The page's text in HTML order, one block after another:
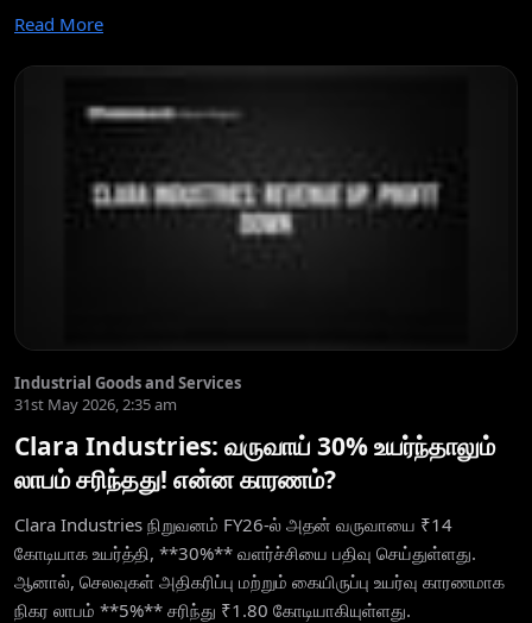
Read More
Industrial Goods and Services
31st May 2026, 2:35 am
Clara Industries: வருவாய் 30% உயர்ந்தாலும்
லாபம் சரிந்தது! என்ன காரணம்?
Clara Industries நிறுவனம் FY26-ல் அதன் வருவாயை ₹14
கோடியாக உயர்த்தி, **30%** வளர்ச்சியை பதிவு செய்துள்ளது.
ஆனால், செலவுகள் அதிகரிப்பு மற்றும் கையிருப்பு உயர்வு காரணமாக
நிகர லாபம் **5%** சரிந்து ₹1.80 கோடியாகியுள்ளது.